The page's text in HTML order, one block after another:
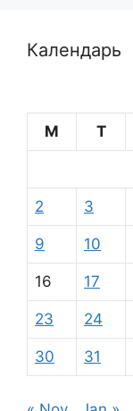
Календарь
M
T
2 3
9 10
16 17
23 24
30 31